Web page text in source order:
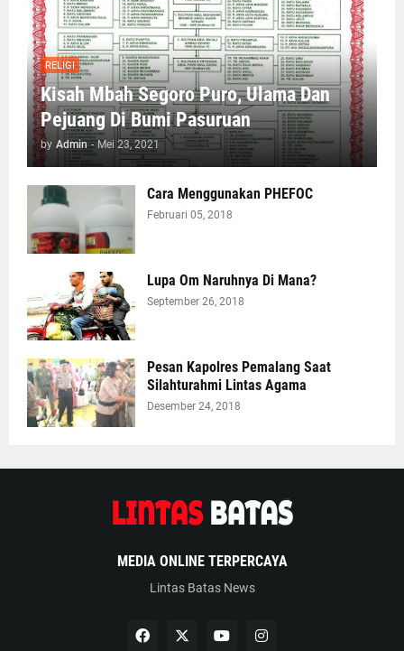
RELIGI
Kisah Mbah Segoro Puro, Ulama Dan
Pejuang Di Bumi Pasuruan
by Admin - Mei 23, 2021
Cara Menggunakan PHEFOC
Februari 05, 2018
Lupa Om Naruhnya Di Mana?
September 26, 2018
Pesan Kapolres Pemalang Saat
Silahturahmi Lintas Agama
Desember 24, 2018
MEDIA ONLINE TERPERCAYA
Lintas Batas News